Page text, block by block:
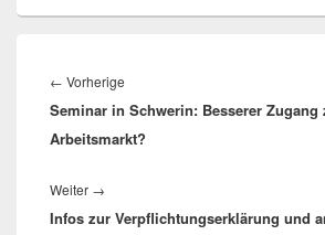
← Vorherige
Beitrag:
Seminar in Schwerin: Besserer Zugang
Arbeitsmarkt?
Weiter →
Beitrag:
Infos zur Verpflichtungserklärung und